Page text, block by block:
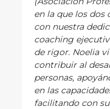
en la que los dos
con nuestra
coaching
de rigor. Noelia
contribuir al
personas,
en las
facilitando con